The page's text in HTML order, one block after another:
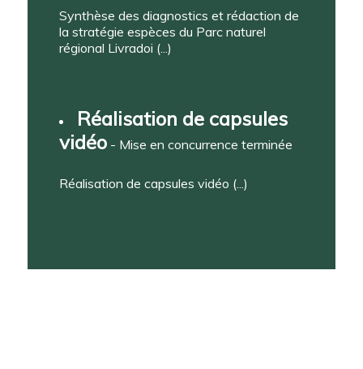
Synthèse des diagnostics et rédaction de
la stratégie espèces du Parc naturel
régional Livradoi (...)
Réalisation de capsules
vidéo- Mise en concurrence terminée
Réalisation de capsules vidéo (...)